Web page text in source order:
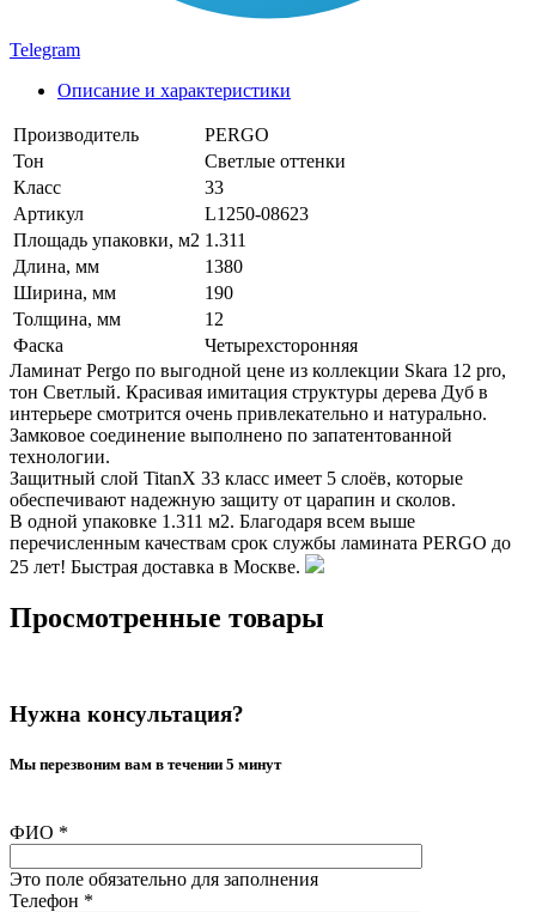
Telegram
Описание и характеристики
Производитель
PERGO
Тон
Светлые оттенки
Класс
33
Артикул
L1250-08623
Площадь упаковки, м2 1.311
Длина, мм
1380
Ширина, мм
190
Толщина, мм
12
Фаска
Четырехсторонняя
Ламинат Pergo по выгодной цене из коллекции Skara 12 pro,
тон Светлый. Красивая имитация структуры дерева Дуб в
интерьере смотрится очень привлекательно и натурально.
Замковое соединение выполнено по запатентованной
технологии.
Защитный слой TitanX 33 класс имеет 5 слоёв, которые
обеспечивают надежную защиту от царапин и сколов.
В одной упаковке 1.311 м2. Благодаря всем выше
перечисленным качествам срок службы ламината PERGO до
25 лет! Быстрая доставка в Москве.
Просмотренные товары
Нужна консультация?
Мы перезвоним вам в течении 5 минут
ФИО *
Это поле обязательно для заполнения
Телефон *